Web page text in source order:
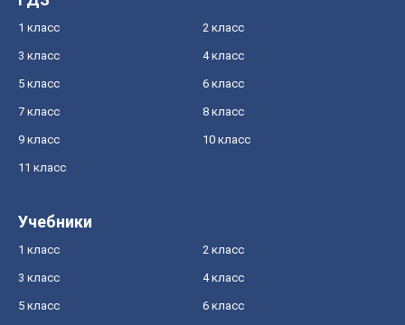
1 класс 2 класс
3 класс 4 класс
5 класс 6 класс
7 класс 8 класс
9 класс 10 класс
11 класс
Учебники
1 класс 2 класс
3 класс 4 класс
5 класс 6 класс